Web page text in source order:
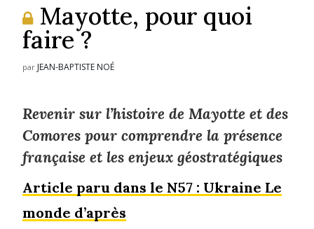
Mayotte, pour quoi
faire ?
par JEAN-BAPTISTE NOÉ
Revenir sur l’histoire de Mayotte et des
Comores pour comprendre la présence
française et les enjeux géostratégiques
Article paru dans le N57 : Ukraine Le
monde d’après